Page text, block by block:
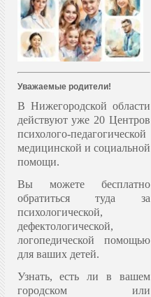
Уважаемые родители!
В Нижегородской области
действуют уже 20 Центров
психолого-педагогической
медицинской и социальной
помощи.
Вы можете бесплатно
обратиться туда за
психологической,
дефектологической,
логопедической помощью
для ваших детей.
Узнать, есть ли в вашем
городском или